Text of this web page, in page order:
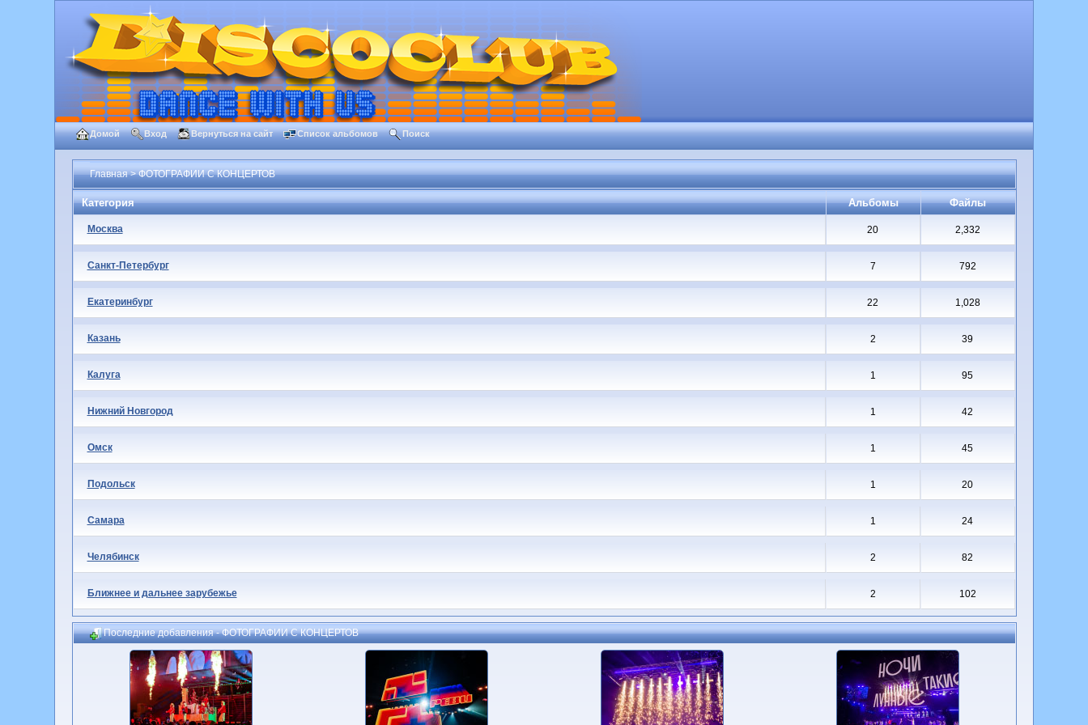
Домой Вход Вернуться на сайт Список альбомов Поиск
Главная>ФОТОГРАФИИ С КОНЦЕРТОВ
Категория Альбомы Файлы
Москва 20 2,332
Санкт-Петербург 7 792
Екатеринбург 22 1,028
Казань 2 39
Калуга 1 95
Нижний Новгород 1 42
Омск 1 45
Подольск 1 20
Самара 1 24
Челябинск 2 82
Ближнее и дальнее зарубежье 2 102
Последние добавления - ФОТОГРАФИИ С КОНЦЕРТОВ